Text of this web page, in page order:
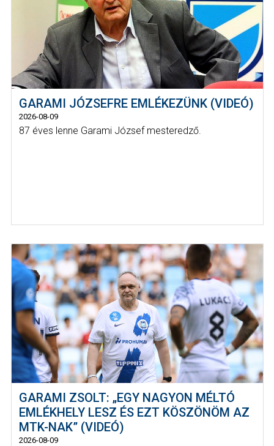
GARAMI JÓZSEFRE EMLÉKEZÜNK (VIDEÓ)
2026-08-09
87 éves lenne Garami József mesteredző.
GARAMI ZSOLT: „EGY NAGYON MÉLTÓ
EMLÉKHELY LESZ ÉS EZT KÖSZÖNÖM AZ
MTK-NAK” (VIDEÓ)
2026-08-09